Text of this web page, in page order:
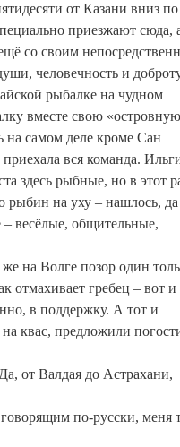
от Казани вниз по
приезжают сюда,
со своим
человечность и
рыбалке на чудном
вместе свою
на самом деле кроме Сан
вся команда.
здесь рыбные, но в этот
рыбин на уху – нашлось,
– весёлые, общительные,
на Волге позор один
отмахивает гребец – вот и
в поддержку. А тот и
квас, предложили
от Валдая до Астрахани,
по-русски, меня